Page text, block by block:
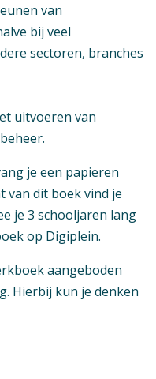
Commercie
van
bij veel
sectoren, branches
uitvoeren van
je een papieren
van dit boek vind je
je 3 schooljaren lang
op Digiplein.
aangeboden
Hierbij kun je denken